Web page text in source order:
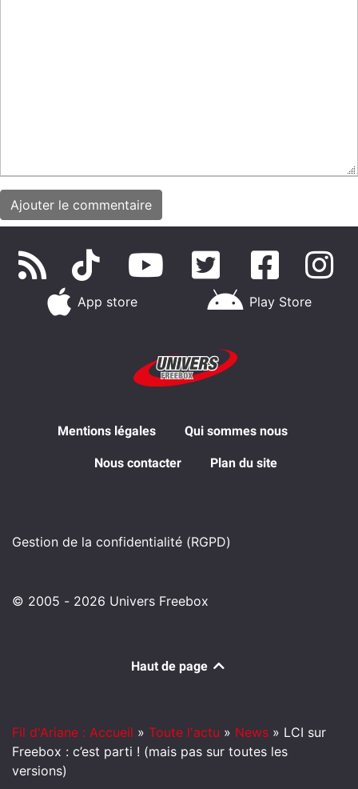
App store Play Store
Mentions légales Qui sommes nous
Nous contacter Plan du site
Gestion de la confidentialité (RGPD)
© 2005 - 2026 Univers Freebox
Haut de page
Fil d'Ariane : Accueil » Toute l'actu » News » LCI sur
Freebox : c’est parti ! (mais pas sur toutes les
versions)